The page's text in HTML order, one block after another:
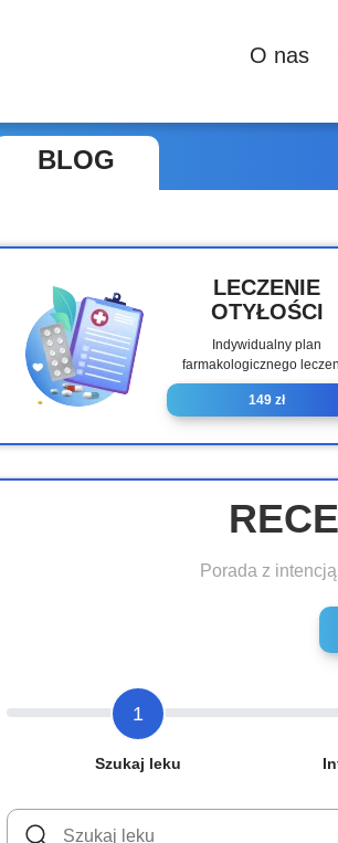
О nas
BLOG
LECZENIE
OTYŁOŚCI
Indywidualny plan
farmakologicznego
149 zł
Porada z
1
Szukaj leku